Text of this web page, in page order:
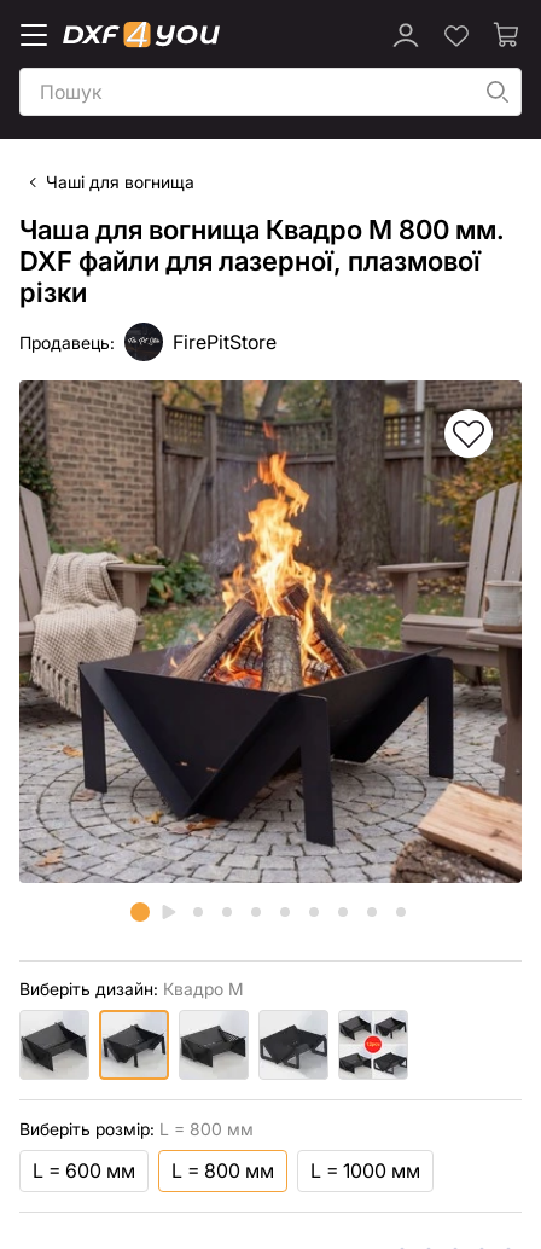
Чаші для вогнища
Чаша для вогнища Квадро М 800 мм.
DXF файли для лазерної, плазмової
різки
Продавець: FirePitStore
Виберіть дизайн: Квадро М
Виберіть розмір: L = 800 мм
L = 600 мм L = 800 мм L = 1000 мм